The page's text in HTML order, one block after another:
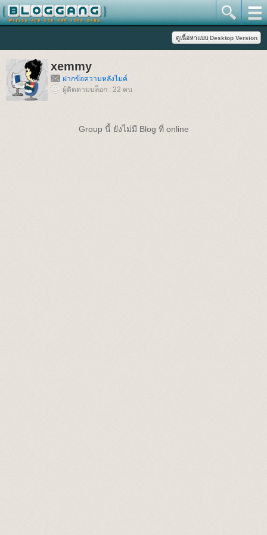
xemmy
ฝากข้อความหลังไมค์
ผู้ติดตามบล็อก : 22 คน
Group นี้ ยังไม่มี Blog ที่ online